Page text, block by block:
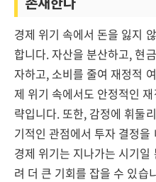
경제 위기 속에서 돈을 잃지
합니다. 자산을 분산하고, 현
자하고, 소비를 줄여 재정적
제 위기 속에서도 안정적인
략입니다. 또한, 감정에 휘둘
기적인 관점에서 투자 결정
경제 위기는 지나가는 시기
려 더 큰 기회를 잡을 수 있습